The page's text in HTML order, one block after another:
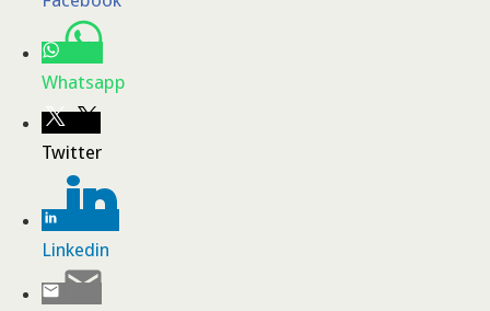
Whatsapp
Twitter
Linkedin